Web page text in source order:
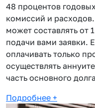
48 процентов
комиссий и
может составлять от
подачи вами заявки.
оплачивать только
осуществлять
часть основного долга
Подробнее +